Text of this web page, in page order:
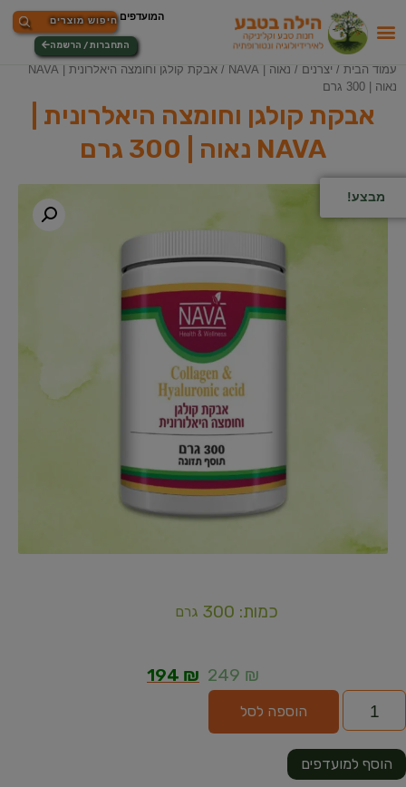
התחברות / הרשמה
עמוד הבית / יצרנים / נאוה | NAVA
/ אבקת קולגן וחומצה היאלרונית | NAVA
נאוה | 300 גרם
אבקת קולגן וחומצה היאלרונית |
NAVA נאוה | 300 גרם
מבצע!
כמות: 300 גרם
249 ₪
194 ₪
הוספה לסל
הוסף למועדפים